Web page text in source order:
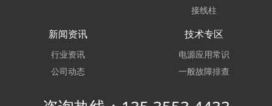
接线柱
新闻资讯
行业资讯
公司动态
技术专区
电源应用常识
一般故障排查